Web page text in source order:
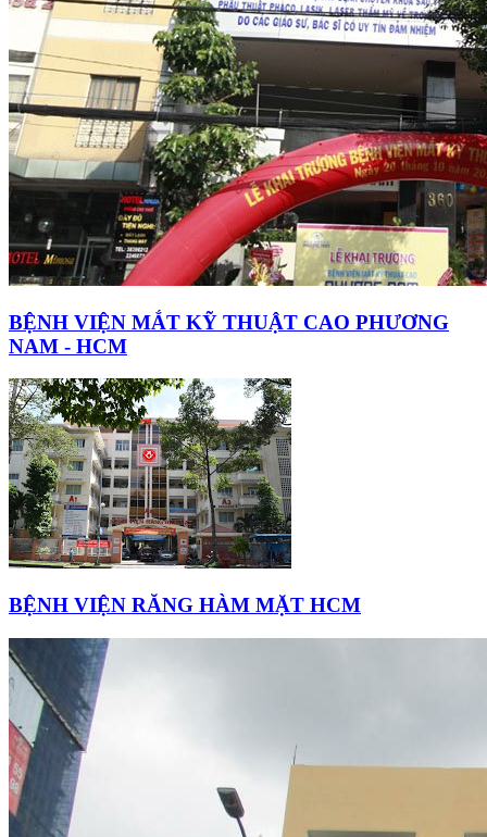
BỆNH VIỆN MẮT KỸ THUẬT CAO PHƯƠNG
NAM - HCM
BỆNH VIỆN RĂNG HÀM MẶT HCM